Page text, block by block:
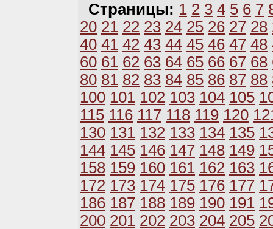
Страницы: 1 2 3 4 5 6 7
20 21 22 23 24 25 26 27 28
40 41 42 43 44 45 46 47 48
60 61 62 63 64 65 66 67 68
80 81 82 83 84 85 86 87 88
100 101 102 103 104 105
115 116 117 118 119 120
130 131 132 133 134 135
144 145 146 147 148 149
158 159 160 161 162 163
172 173 174 175 176 177
186 187 188 189 190 191
200 201 202 203 204 205